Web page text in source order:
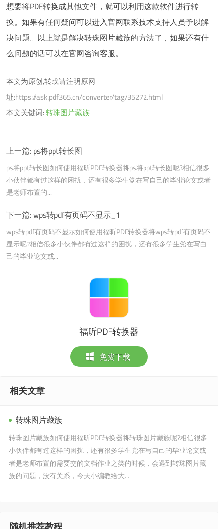
想要将PDF转换成其他文件，就可以利用这款软件进行转
换。如果有任何疑问可以进入官网联系技术支持人员予以解
决问题。以上就是解决转珠图片藏族的方法了，如果还有什
么问题的话可以在官网咨询客服。
本文为原创,转载请注明原网
址:https://ask.pdf365.cn/converter/tag/35272.html
本文关键词:转珠图片藏族
上一篇: ps将ppt转长图
ps将ppt转长图如何使用福昕PDF转换器将ps将ppt转长图呢?相信很多
小伙伴都有过这样的困扰，还有很多学生党在写自己的毕业论文或者
是老师布置的...
下一篇:wps转pdf有页码不显示_1
wps转pdf有页码不显示如何使用福昕PDF转换器将wps转pdf有页码不
显示呢?相信很多小伙伴都有过这样的困扰，还有很多学生党在写自
己的毕业论文或...
福昕PDF转换器
免费下载
相关文章
转珠图片藏族
转珠图片藏族如何使用福昕PDF转换器将转珠图片藏族呢?相信很多
小伙伴都有过这样的困扰，还有很多学生党在写自己的毕业论文或
者是老师布置的需要交的文档作业之类的时候，会遇到转珠图片藏
族的问题，没有关系，今天小编教给大…